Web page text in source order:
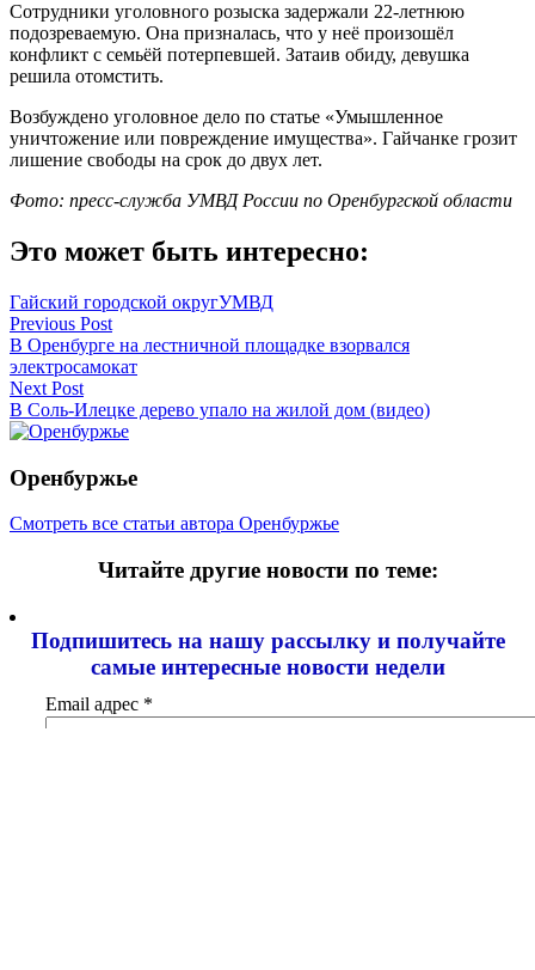
Сотрудники уголовного розыска задержали 22-летнюю
подозреваемую. Она призналась, что у неё произошёл
конфликт с семьёй потерпевшей. Затаив обиду, девушка
решила отомстить.
Возбуждено уголовное дело по статье «Умышленное
уничтожение или повреждение имущества». Гайчанке грозит
лишение свободы на срок до двух лет.
Фото: пресс-служба УМВД России по Оренбургской области
Это может быть интересно:
Гайский городской округУМВД
Навигация
по
записям
Previous Post
В Оренбурге на лестничной площадке взорвался
электросамокат
Next Post
В Соль-Илецке дерево упало на жилой дом (видео)
Оренбуржье
Смотреть все статьи автора Оренбуржье
Читайте другие новости по теме:
Подпишитесь на нашу рассылку и получайте
самые интересные новости недели
Email адрес *